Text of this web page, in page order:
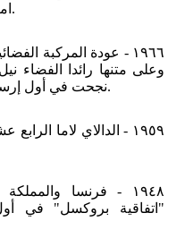
امرأة تتولى منصب رئيس وزراء فيها.
وعلى متنها رائدا الفضاء
نجحت في أول إرساء ناجح مع الصاروخ الفضائي أجينا.
١٩٥٩ - الدالاي لاما
١٩٤٨ - فرنسا
"اتفاقية بروكسل" في